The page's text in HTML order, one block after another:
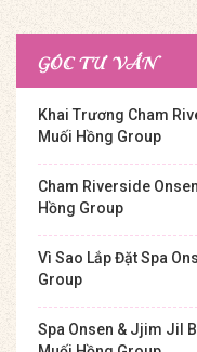
GÓC TƯ VẤN
Khai Trương Cham
Muối Hồng Group
Cham Riverside
Hồng Group
Vì Sao Lắp Đặt Spa
Group
Spa Onsen & Jjim Jil